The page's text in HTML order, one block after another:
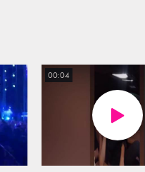
00:04